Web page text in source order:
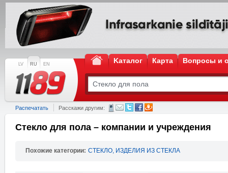
LV RU EN Kаталог Карта Вопросы и
Распечатать Расскажи другим:
Стекло для пола – компании и учреждения
Похожие категории: СТЕКЛО, ИЗДЕЛИЯ ИЗ СТЕКЛА